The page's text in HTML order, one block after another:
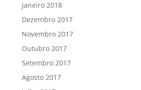
Janeiro 2018
Dezembro 2017
Novembro 2017
Outubro 2017
Setembro 2017
Agosto 2017